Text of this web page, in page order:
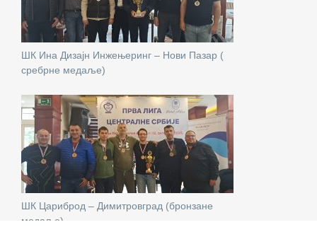
ШК Ина Дизајн Инжењеринг – Нови Пазар (
сребрне медаље)
ШК Цариброд – Димитровград (бронзане
медаље)